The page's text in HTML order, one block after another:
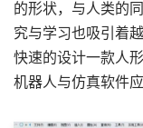
的形状，与人类的
究与学习也吸引着
快速的设计一款人
机器人与仿真软件